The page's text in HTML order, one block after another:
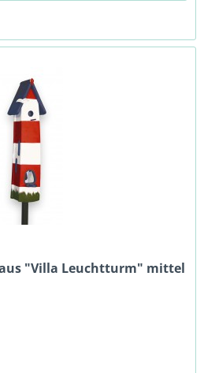
"Villa Leuchtturm" mittel